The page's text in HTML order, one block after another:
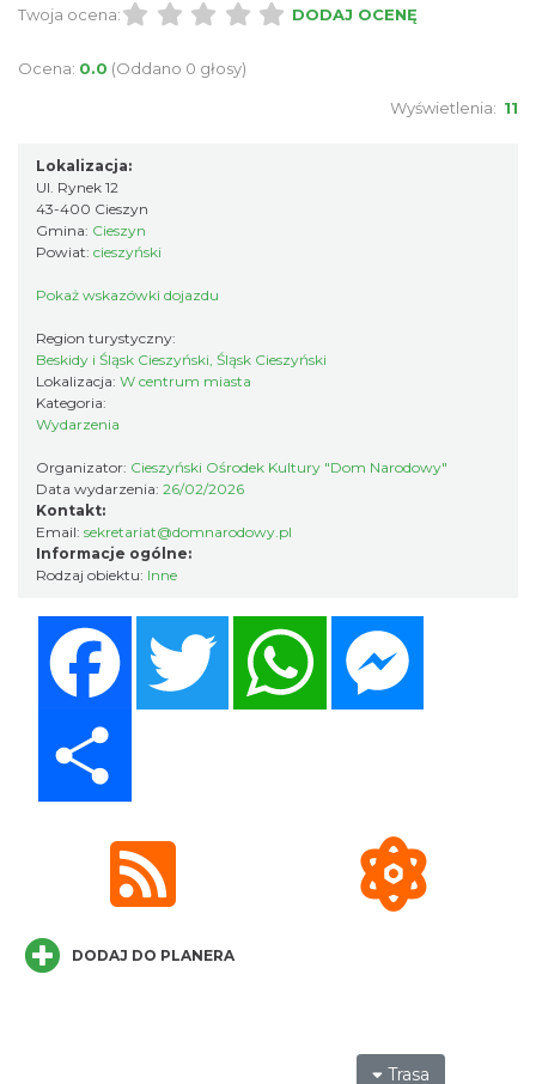
0.11 km
Cieszyn
Cieszyn
0.11 km
0.18 km
Twoja ocena:
DODAJ OCENĘ
Ocena: 0.0 (Oddano 0 głosy)
Wyświetlenia: 11
Lokalizacja:
Ul. Rynek 12
43-400 Cieszyn
Gmina: Cieszyn
Powiat: cieszyński
Pokaż wskazówki dojazdu
Region turystyczny:
Beskidy i Śląsk Cieszyński, Śląsk Cieszyński
Lokalizacja: W centrum miasta
Kategoria:
Wydarzenia
Organizator: Cieszyński Ośrodek Kultury "Dom Narodowy"
Data wydarzenia: 26/02/2026
Kontakt:
Email: sekretariat@domnarodowy.pl
Informacje ogólne:
Rodzaj obiektu: Inne
Twitter WhatsApp
DODAJ DO PLANERA
Trasa